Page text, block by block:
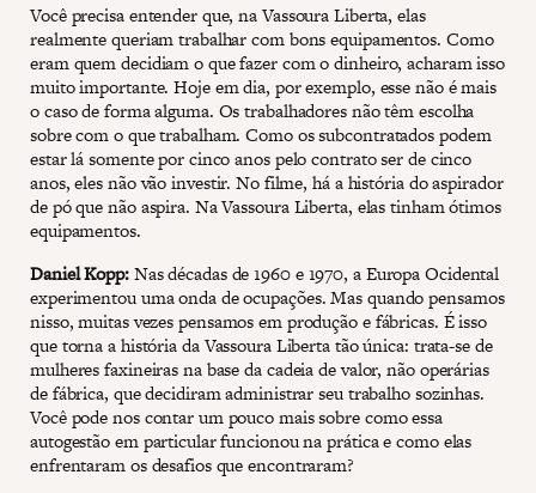
Você precisa entender que, na Vassoura Liberta, elas
realmente queriam trabalhar com bons equipamentos. Como
eram quem decidiam o que fazer com o dinheiro, acharam isso
muito importante. Hoje em dia, por exemplo, esse não é mais
o caso de forma alguma. Os trabalhadores não têm escolha
sobre com o que trabalham. Como os subcontratados podem
estar lá somente por cinco anos pelo contrato ser de cinco
anos, eles não vão investir. No filme, há a história do aspirador
de pó que não aspira. Na Vassoura Liberta, elas tinham ótimos
equipamentos.
Daniel Kopp:Nas décadas de 1960 e 1970, a Europa Ocidental
experimentou uma onda de ocupações. Mas quando pensamos
nisso, muitas vezes pensamos em produção e fábricas. É isso
que torna a história da Vassoura Liberta tão única: trata-se de
mulheres faxineiras na base da cadeia de valor, não operárias
de fábrica, que decidiram administrar seu trabalho sozinhas.
Você pode nos contar um pouco mais sobre como essa
autogestão em particular funcionou na prática e como elas
enfrentaram os desafios que encontraram?